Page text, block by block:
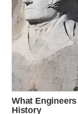
WAHANA
KONSUMEN
WAHANA
LISTRIK
WAHANA
TRAVEL